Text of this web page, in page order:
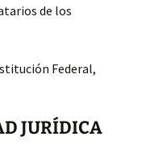
de los
Federal,
JURÍDICA